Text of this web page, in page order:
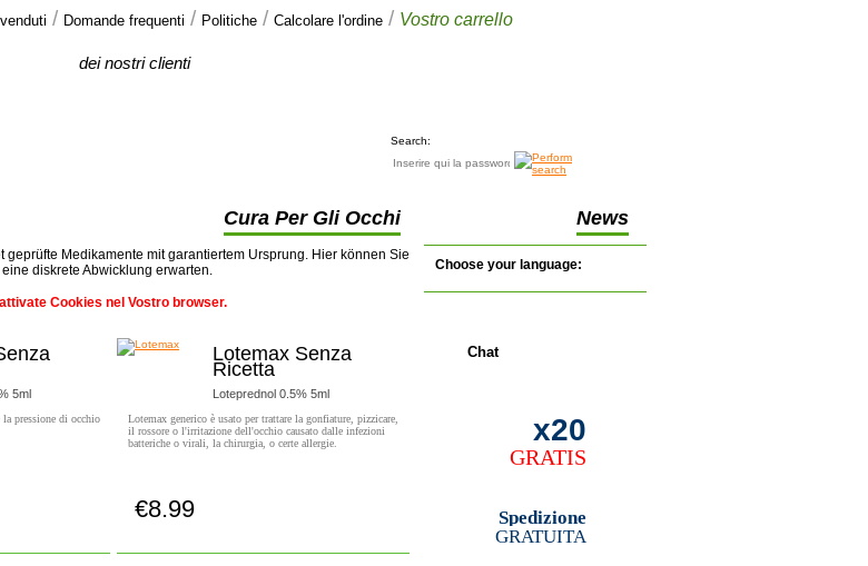
venduti / Domande frequenti / Politiche / Calcolare l'ordine / Vostro carrello
dei nostri clienti
Search:
Cura Per Gli Occhi News
geprüfte Medikamente mit garantiertem Ursprung. Hier können Sie
diskrete Abwicklung erwarten.
Cookies nel Vostro browser.
5ml
la pressione di occhio
Lotemax Senza
Ricetta
Loteprednol 0.5% 5ml
Lotemax generico è usato per trattare la gonfiature, pizzicare,
il rossore o l'irritazione dell'occhio causato dalle infezioni
batteriche o virali, la chirurgia, o certe allergie.
€8.99
Choose your language:
Chat
x20
GRATIS
Spedizione
GRATUITA